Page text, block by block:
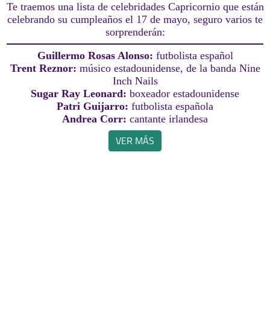
Te traemos una lista de celebridades Capricornio que están
celebrando su cumpleaños el 17 de mayo, seguro varios te
sorprenderán:
Guillermo Rosas Alonso: futbolista español
Trent Reznor: músico estadounidense, de la banda Nine
Inch Nails
Sugar Ray Leonard: boxeador estadounidense
Patri Guijarro: futbolista española
Andrea Corr: cantante irlandesa
VER MÁS